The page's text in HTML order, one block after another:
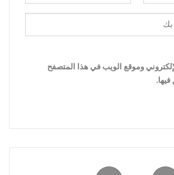
وموقع الويب في هذا المتصفح
فيها.